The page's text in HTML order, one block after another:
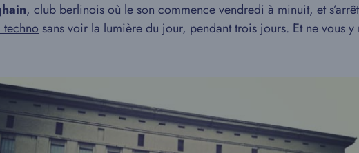
, club berlinois où le son commence vendredi à minuit, et
sans voir la lumière du jour, pendant trois jours. Et ne vous y